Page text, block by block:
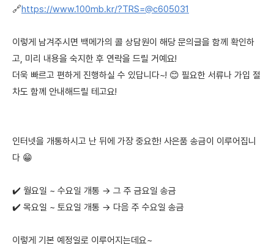
🔗https://www.100mb.kr/?TRS=@c605031
이렇게 남겨주시면 백메가의 콜 상담원이 해당 문의글을 함께 확인하
고, 미리 내용을 숙지한 후 연락을 드릴 거예요!
더욱 빠르고 편하게 진행하실 수 있답니다~! 😊 필요한 서류나 가입 절
차도 함께 안내해드릴 테고요!
인터넷을 개통하시고 난 뒤에 가장 중요한! 사은품 송금이 이루어집니
다 😁
✔️ 월요일 ~ 수요일 개통 → 그 주 금요일 송금
✔️ 목요일 ~ 토요일 개통 → 다음 주 수요일 송금
이렇게 기본 예정일로 이루어지는데요~